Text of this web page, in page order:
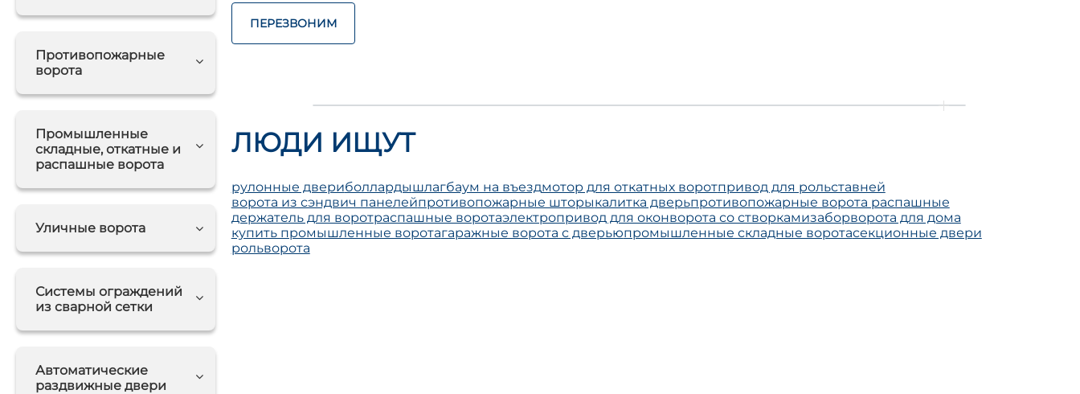
Противопожарные
ворота
Промышленные
складные, откатные и
распашные ворота
Уличные ворота
Системы ограждений
из сварной сетки
Автоматические
раздвижные двери
ПЕРЕЗВОНИМ
ЛЮДИ ИЩУТ
рулонные двериболлардышлагбаум на въездмотор для откатных воротпривод для рольставней
ворота из сэндвич панелейпротивопожарные шторыкалитка дверьпротивопожарные ворота распашные
держатель для воротраспашные воротаэлектропривод для оконворота со створкамизаборворота для дома
купить промышленные воротагаражные ворота с дверьюпромышленные складные воротасекционные двери
рольворота